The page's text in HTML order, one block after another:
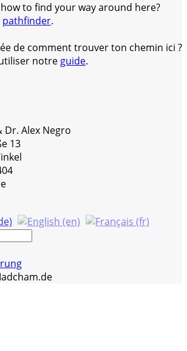
to find your way around here?
pathfinder.
de comment trouver ton chemin ici ?
notre guide.
Alex Negro
13